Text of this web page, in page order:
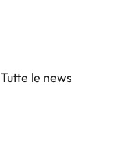
Tutte le news